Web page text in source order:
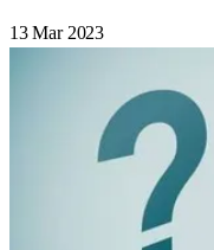
13 Mar 2023